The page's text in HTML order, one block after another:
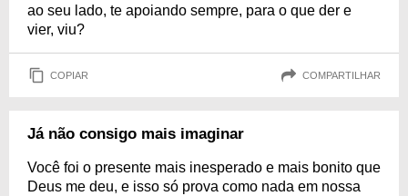
ao seu lado, te apoiando sempre, para o que der e
vier, viu?
COPIAR COMPARTILHAR
Já não consigo mais imaginar
Você foi o presente mais inesperado e mais bonito que
Deus me deu, e isso só prova como nada em nossa